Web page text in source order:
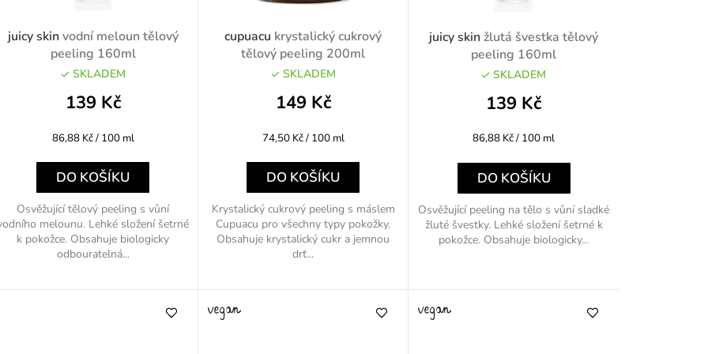
ů
juicy skinvodní meloun tělový
peeling 160ml
SKLADEM
139 Kč
Měrná
86,88 Kč / 100 ml
DO KOŠÍKU
Osvěžující tělový peeling s vůní
melounu. Lehké složení šetrné
k pokožce. Obsahuje biologicky
odbouratelná...
cupuacu krystalický cukrový
tělový peeling 200ml
SKLADEM
149 Kč
Měrná
74,50 Kč / 100 ml
DO KOŠÍKU
Krystalický cukrový peeling s máslem
Cupuacu pro všechny typy pokožky.
Obsahuje krystalický cukr a jemnou
drť...
juicy skin žlutá švestka tělový
peeling 160ml
SKLADEM
139 Kč
Měrná
86,88 Kč / 100 ml
DO KOŠÍKU
Osvěžující peeling na tělo s vůní sladké
žluté švestky. Lehké složení šetrné k
pokožce. Obsahuje biologicky...